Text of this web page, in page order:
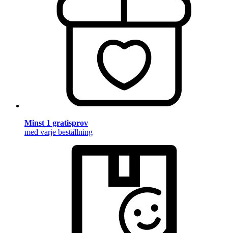
Minst 1 gratisprov
med varje beställning